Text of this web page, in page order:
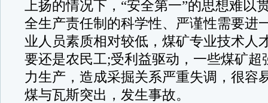
上扬的情况下，“安全第一”的思想难以
全生产责任制的科学性、严谨性需要进
业人员素质相对较低，煤矿专业技术人
要还是农民工;受利益驱动，一些煤矿超
力生产，造成采掘关系严重失调，很容
煤与瓦斯突出，发生事故。